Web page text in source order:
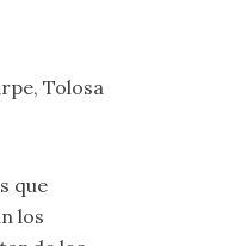
Tolosa
que
los